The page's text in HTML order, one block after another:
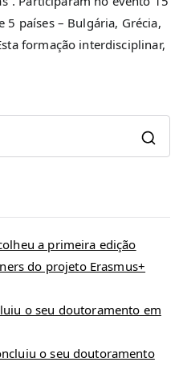
5 países – Bulgária, Grécia,
formação interdisciplinar,
a primeira edição
do projeto Erasmus+
o seu doutoramento em
o seu doutoramento